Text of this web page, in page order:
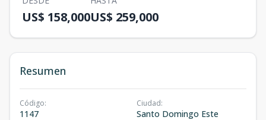
US$ 158,000US$ 259,000
Resumen
Código:
1147
Ciudad:
Santo Domingo Este